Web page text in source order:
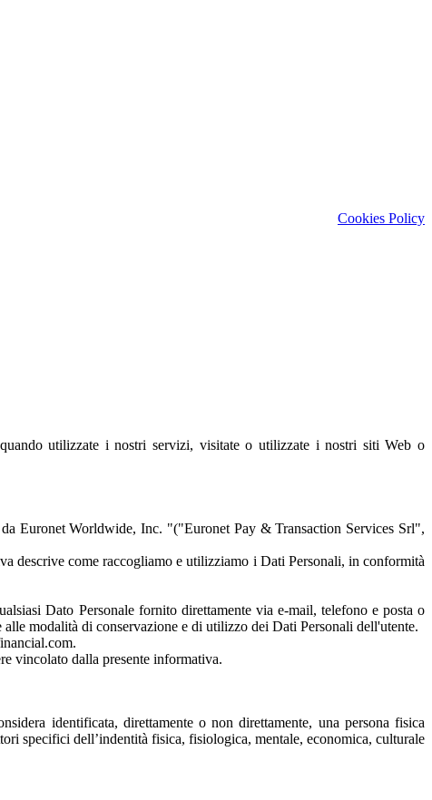
Cookies Policy
utilizzate i nostri servizi, visitate o utilizzate i nostri siti Web o
Euronet Worldwide, Inc. "("Euronet Pay & Transaction Services Srl",
descrive come raccogliamo e utilizziamo i Dati Personali, in conformità
Dato Personale fornito direttamente via e-mail, telefono e posta o
modalità di conservazione e di utilizzo dei Dati Personali dell'utente.
vincolato dalla presente informativa.
identificata, direttamente o non direttamente, una persona fisica
specifici dell’indentità fisica, fisiologica, mentale, economica, culturale